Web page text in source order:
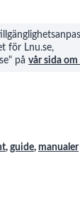
för Lnu.se,
på vår sida om
, guide, manualer